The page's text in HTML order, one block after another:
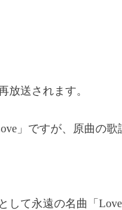
放送されます。
」ですが、原曲の歌
して永遠の名曲「